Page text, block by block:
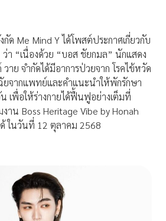
ด Me Mind Y ได้โพสต์ประกาศเกี่ยวกับ
า “เนื่องด้วย “บอส ชัยกมล” นักแสดง
าย จำกัดได้มีอาการป่วยจาก โรคไข้หวัด
ยจากแพทย์และคำแนะนำให้พักรักษา
เพื่อให้ร่างกายได้ฟื้นฟูอย่างเต็มที่
งาน Boss Heritage Vibe by Honah
ในวันที่ 12 ตุลาคม 2568